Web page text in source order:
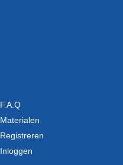
F.A.Q
Materialen
Registreren
Inloggen